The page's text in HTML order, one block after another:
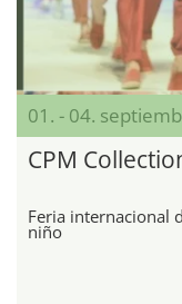
01. - 04.
CPM
Feria internacional
niño